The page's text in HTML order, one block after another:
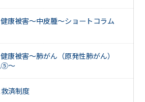
康被害～中皮腫～ショートコラム
康被害～肺がん（原発性肺がん）
⑤～
済制度